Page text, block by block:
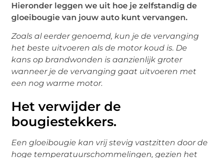
Hieronder leggen we uit hoe je zelfstandig de
gloeibougie van jouw auto kunt vervangen.
Zoals al eerder genoemd, kun je de vervanging
het beste uitvoeren als de motor koud is. De
kans op brandwonden is aanzienlijk groter
wanneer je de vervanging gaat uitvoeren met
een nog warme motor.
Het verwijder de
bougiestekkers.
Een gloeibougie kan vrij stevig vastzitten door de
hoge temperatuurschommelingen, gezien het